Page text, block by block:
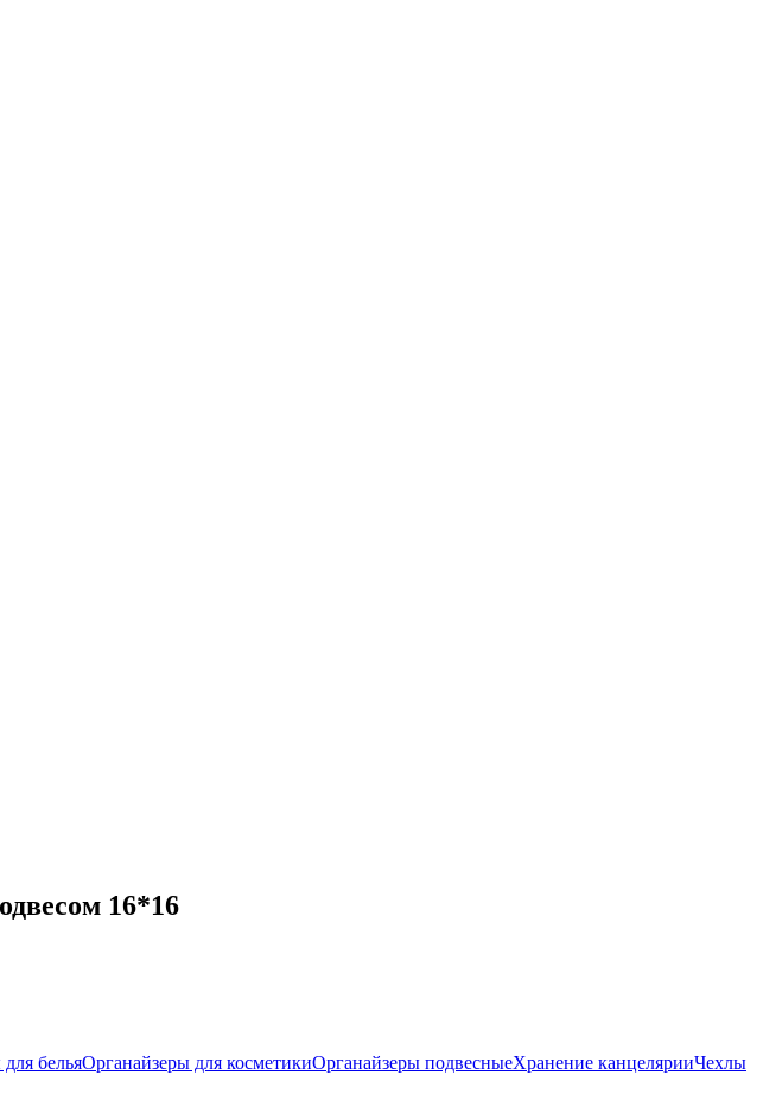
16*16
бельяОрганайзеры для косметикиОрганайзеры подвесныеХранение канцелярииЧехлы